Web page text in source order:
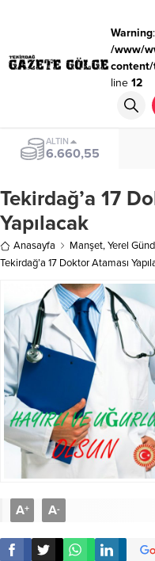
Warning
/www/
line 12
ALTIN
6.660,55
Tekirdağ’a 17
Yapılacak
Anasayfa Manşet,Yerel
Tekirdağ’a 17 Doktor Ataması
A+ A-